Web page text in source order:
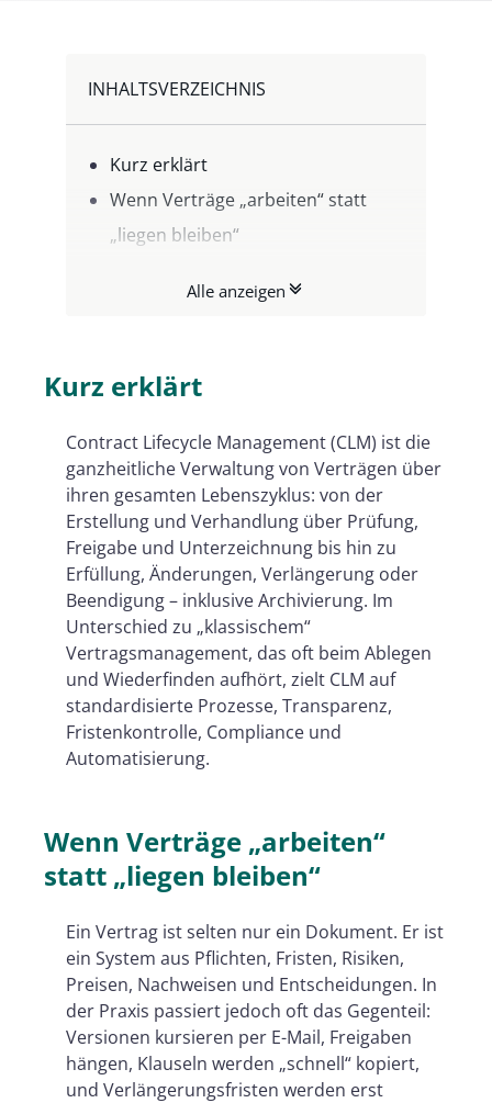
INHALTSVERZEICHNIS
Kurz erklärt
Wenn Verträge „arbeiten“ statt
„liegen bleiben“
Vertragslebenszyklus?
liegt der Unterschied?
jenseits der Rechtsabteilung
Was ein gutes CLM-System
typischerweise können sollte
Die unterschätzte Schlüsselrolle:
Identität, Signatur und Nachweis
Einführung in der Praxis: So wird
CLM nicht zum Tool-Projekt
Fazit: CLM macht Verträge zu
steuerbaren Geschäftsprozessen
Passende Lösungen von Namirial
Vertragsprozess
Alle anzeigen
Kurz erklärt
Contract Lifecycle Management (CLM) ist die
ganzheitliche Verwaltung von Verträgen über
ihren gesamten Lebenszyklus: von der
Erstellung und Verhandlung über Prüfung,
Freigabe und Unterzeichnung bis hin zu
Erfüllung, Änderungen, Verlängerung oder
Beendigung – inklusive Archivierung. Im
Unterschied zu „klassischem“
Vertragsmanagement, das oft beim Ablegen
und Wiederfinden aufhört, zielt CLM auf
standardisierte Prozesse, Transparenz,
Fristenkontrolle, Compliance und
Automatisierung.
Wenn Verträge „arbeiten“
statt „liegen bleiben“
Ein Vertrag ist selten nur ein Dokument. Er ist
ein System aus Pflichten, Fristen, Risiken,
Preisen, Nachweisen und Entscheidungen. In
der Praxis passiert jedoch oft das Gegenteil:
Versionen kursieren per E-Mail, Freigaben
hängen, Klauseln werden „schnell“ kopiert,
und Verlängerungsfristen werden erst